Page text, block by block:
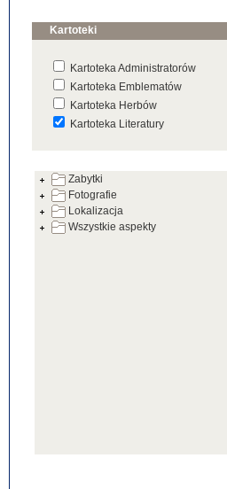
Kartoteki
Kartoteka Administratorów
Kartoteka Emblematów
Kartoteka Herbów
Kartoteka Literatury
Kartoteka Warsztatów
Kartoteka Zabytków
Zabytki
Fotografie
Lokalizacja
Wszystkie aspekty